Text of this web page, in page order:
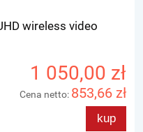
wireless video
1 050,00 zł
Cena netto: 853,66 zł
kup